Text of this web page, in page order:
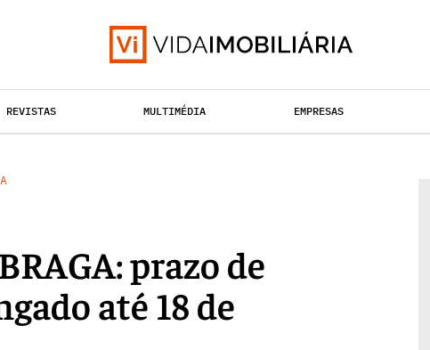
REVISTAS MULTIMÉDIA EMPRESAS
prazo de
até 18 de